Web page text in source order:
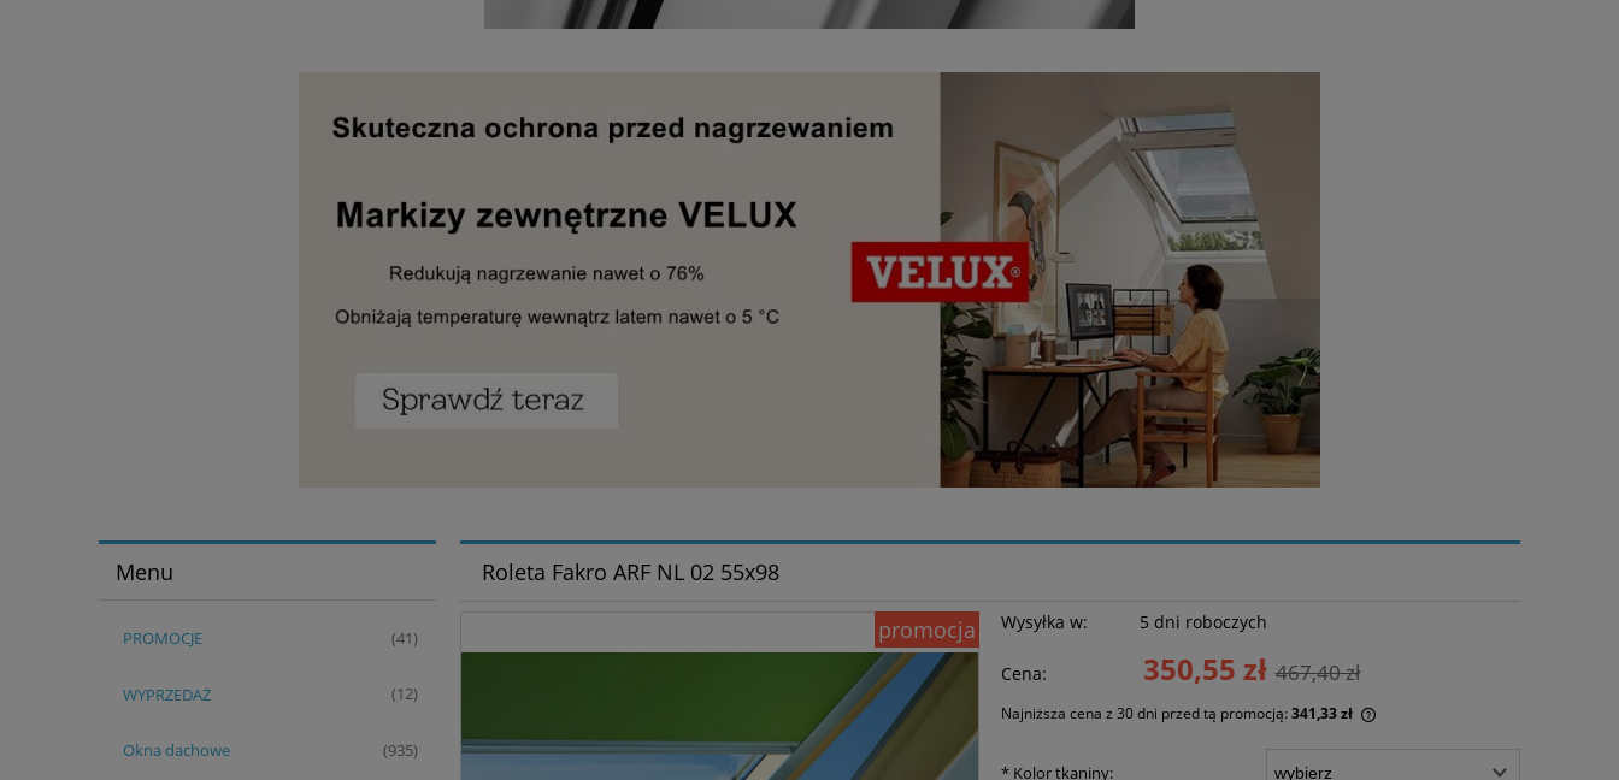
Menu
PROMOCJE (41)
WYPRZEDAŻ (12)
Okna dachowe (935)
Roleta Fakro ARF NL 02 55x98
promocja
Wysyłka w: 5 dni roboczych
Cena: 350,55 zł 467,40 zł
Najniższa cena z 30 dni przed tą promocją:341,33 zł
Jeżeli produkt jest sprzedawany krócej niż
* Kolor tkaniny: